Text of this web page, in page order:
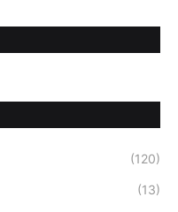
(120)
(13)